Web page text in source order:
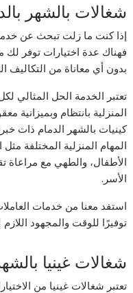
شغالات بالشهر
إذا كنت ما زلت تبحث عن
فهناك عدة اختيارات توفر لك
بدون أي معاناة من التكاليف
تعتبر الخدمة الحل المثالي
المنزلية بانتظام وبميزانية
كينيات بالشهر الدمام ذات
المهام المنزلية المختلفة
الأطفال، والطهي مع مراعاة
الأسر.
استفد معنا من خدمات
توفيرًا للوقت والمجهود
شغالات غينيا
تعتبر شغالات غينيا من